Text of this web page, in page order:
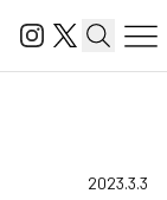
2023.3.3